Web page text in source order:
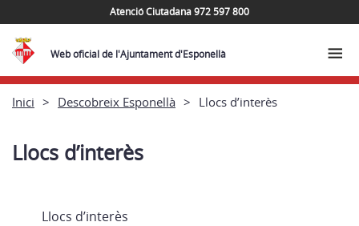
Atenció Ciutadana 972 597 800
Web oficial de l'Ajuntament d'Esponellà
Inici Descobreix Esponellà Llocs d’interès
Llocs d’interès
Llocs d’interès